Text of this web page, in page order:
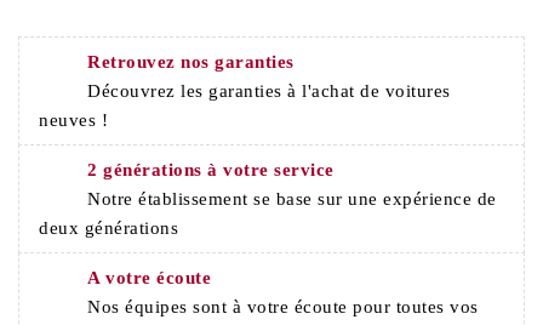
Retrouvez nos garanties
Découvrez les garanties à l'achat de voitures
neuves !
2 générations à votre service
Notre établissement se base sur une expérience de
deux générations
A votre écoute
Nos équipes sont à votre écoute pour toutes vos